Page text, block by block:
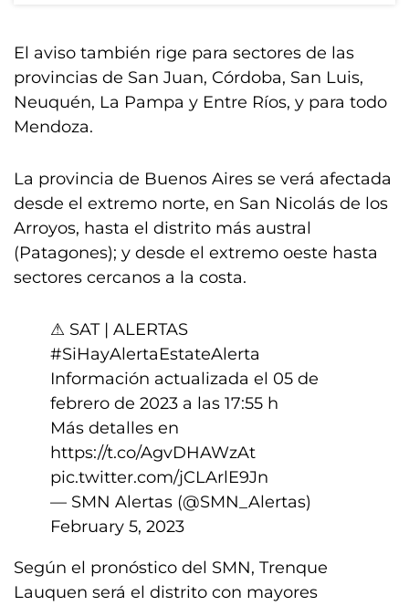
El aviso también rige para sectores de las
provincias de San Juan, Córdoba, San Luis,
Neuquén, La Pampa y Entre Ríos, y para todo
Mendoza.
La provincia de Buenos Aires se verá afectada
desde el extremo norte, en San Nicolás de los
Arroyos, hasta el distrito más austral
(Patagones); y desde el extremo oeste hasta
sectores cercanos a la costa.
⚠ SAT | ALERTAS
#SiHayAlertaEstateAlerta
Información actualizada el 05 de
febrero de 2023 a las 17:55 h
Más detalles en
https://t.co/AgvDHAWzAt
pic.twitter.com/jCLArlE9Jn
— SMN Alertas (@SMN_Alertas)
February 5, 2023
Según el pronóstico del SMN, Trenque
Lauquen será el distrito con mayores